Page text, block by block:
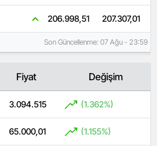
206.998,51 207.307,01
Son Güncellenme: 07 Ağu - 23:59
Fiyat Değişim
3.094.515 (1.362%)
65.000,01 (1.155%)